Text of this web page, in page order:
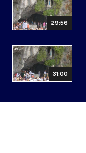
29:56
31:00